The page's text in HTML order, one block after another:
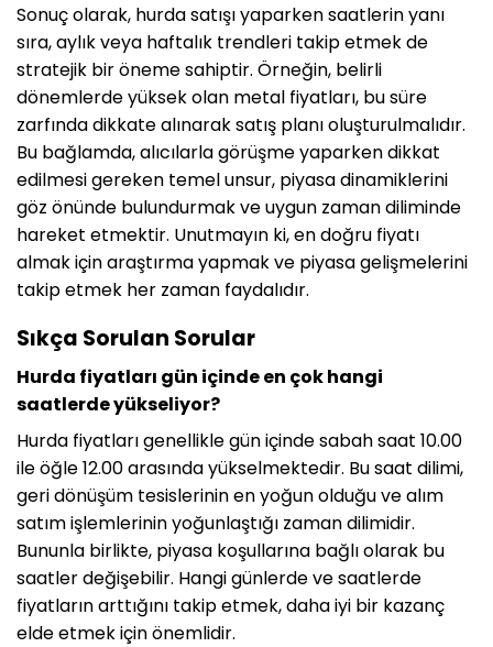
Sonuç olarak, hurda satışı yaparken saatlerin yanı
sıra, aylık veya haftalık trendleri takip etmek de
stratejik bir öneme sahiptir. Örneğin, belirli
dönemlerde yüksek olan metal fiyatları, bu süre
zarfında dikkate alınarak satış planı oluşturulmalıdır.
Bu bağlamda, alıcılarla görüşme yaparken dikkat
edilmesi gereken temel unsur, piyasa dinamiklerini
göz önünde bulundurmak ve uygun zaman diliminde
hareket etmektir. Unutmayın ki, en doğru fiyatı
almak için araştırma yapmak ve piyasa gelişmelerini
takip etmek her zaman faydalıdır.
Sıkça Sorulan Sorular
Hurda fiyatları gün içinde en çok hangi
saatlerde yükseliyor?
Hurda fiyatları genellikle gün içinde sabah saat 10.00
ile öğle 12.00 arasında yükselmektedir. Bu saat dilimi,
geri dönüşüm tesislerinin en yoğun olduğu ve alım
satım işlemlerinin yoğunlaştığı zaman dilimidir.
Bununla birlikte, piyasa koşullarına bağlı olarak bu
saatler değişebilir. Hangi günlerde ve saatlerde
fiyatların arttığını takip etmek, daha iyi bir kazanç
elde etmek için önemlidir.